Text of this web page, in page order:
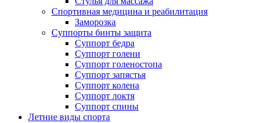
Спортивная медицина и реабилитация
Заморозка
Суппорты бинты защита
Суппорт бедра
Суппорт голени
Суппорт голеностопа
Суппорт запястья
Суппорт колена
Суппорт локтя
Суппорт спины
Летние виды спорта